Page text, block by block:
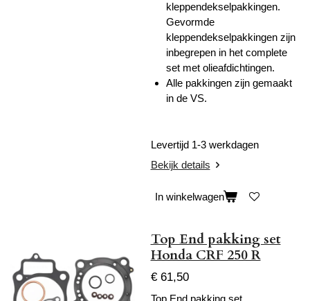
kleppendekselpakkingen.
Gevormde
kleppendekselpakkingen zijn
inbegrepen in het complete
set met olieafdichtingen.
Alle pakkingen zijn gemaakt
in de VS.
Levertijd 1-3 werkdagen
Bekijk details
In winkelwagen
Top End pakking set
Honda CRF 250 R
€ 61,50
Top End pakking set